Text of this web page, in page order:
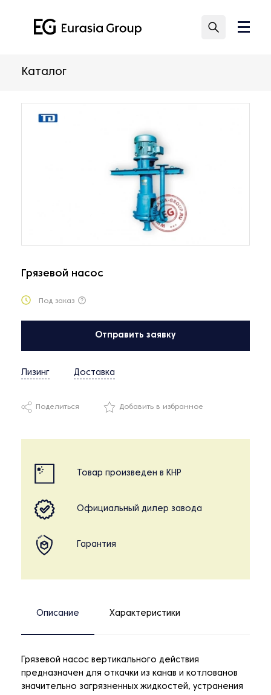
Каталог
Грязевой насос
Под заказ
Отправить заявку
Лизинг Доставка
Поделиться Добавить в избранное
Товар произведен в КНР
Официальный дилер завода
Гарантия
Описание Характеристики
Грязевой насос вертикального действия
предназначен для откачки из канав и котлованов
значительно загрязненных жидкостей, устранения